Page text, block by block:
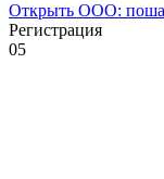
Открыть ООО:
Регистрация
05